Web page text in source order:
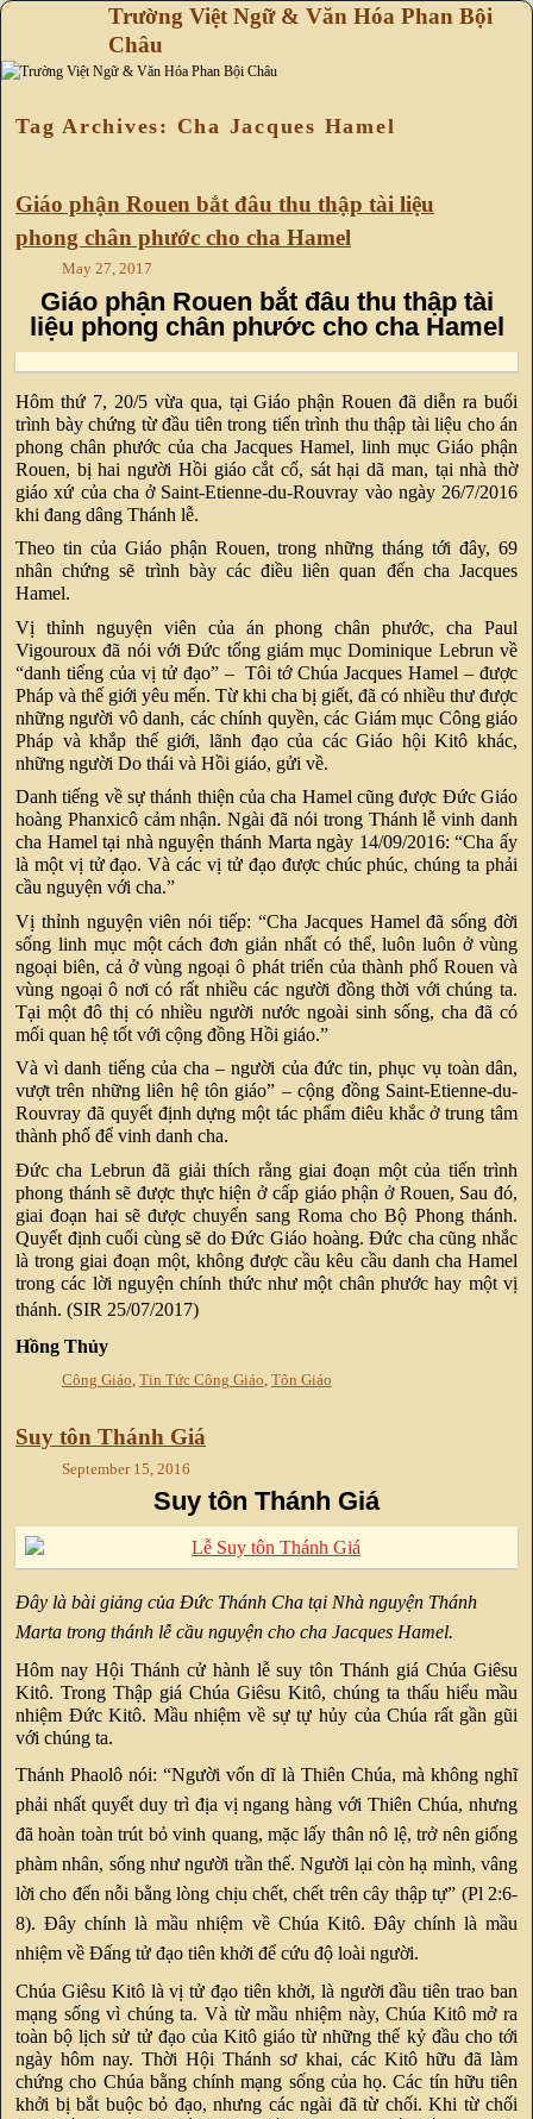
Trường Việt Ngữ & Văn Hóa Phan Bội
Châu
Tag Archives: Cha Jacques Hamel
Giáo phận Rouen bắt đâu thu thập tài liệu
phong chân phước cho cha Hamel
May 27, 2017
Giáo phận Rouen bắt đâu thu thập tài
liệu phong chân phước cho cha Hamel
Hôm thứ 7, 20/5 vừa qua, tại Giáo phận Rouen đã diễn ra buổi
trình bày chứng từ đầu tiên trong tiến trình thu thập tài liệu cho án
phong chân phước của cha Jacques Hamel, linh mục Giáo phận
Rouen, bị hai người Hồi giáo cắt cổ, sát hại dã man, tại nhà thờ
giáo xứ của cha ở Saint-Etienne-du-Rouvray vào ngày 26/7/2016
khi đang dâng Thánh lễ.
Theo tin của Giáo phận Rouen, trong những tháng tới đây, 69
nhân chứng sẽ trình bày các điều liên quan đến cha Jacques
Hamel.
Vị thỉnh nguyện viên của án phong chân phước, cha Paul
Vigouroux đã nói với Đức tổng giám mục Dominique Lebrun về
“danh tiếng của vị tử đạo” – Tôi tớ Chúa Jacques Hamel – được
Pháp và thế giới yêu mến. Từ khi cha bị giết, đã có nhiều thư được
những người vô danh, các chính quyền, các Giám mục Công giáo
Pháp và khắp thế giới, lãnh đạo của các Giáo hội Kitô khác,
những người Do thái và Hồi giáo, gửi về.
Danh tiếng về sự thánh thiện của cha Hamel cũng được Đức Giáo
hoàng Phanxicô cảm nhận. Ngài đã nói trong Thánh lễ vinh danh
cha Hamel tại nhà nguyện thánh Marta ngày 14/09/2016: “Cha ấy
là một vị tử đạo. Và các vị tử đạo được chúc phúc, chúng ta phải
cầu nguyện với cha.”
Vị thỉnh nguyện viên nói tiếp: “Cha Jacques Hamel đã sống đời
sống linh mục một cách đơn giản nhất có thể, luôn luôn ở vùng
ngoại biên, cả ở vùng ngoại ô phát triển của thành phố Rouen và
vùng ngoại ô nơi có rất nhiều các người đồng thời với chúng ta.
Tại một đô thị có nhiều người nước ngoài sinh sống, cha đã có
mối quan hệ tốt với cộng đồng Hồi giáo.”
Và vì danh tiếng của cha – người của đức tin, phục vụ toàn dân,
vượt trên những liên hệ tôn giáo” – cộng đồng Saint-Etienne-du-
Rouvray đã quyết định dựng một tác phẩm điêu khắc ở trung tâm
thành phố để vinh danh cha.
Đức cha Lebrun đã giải thích rằng giai đoạn một của tiến trình
phong thánh sẽ được thực hiện ở cấp giáo phận ở Rouen, Sau đó,
giai đoạn hai sẽ được chuyển sang Roma cho Bộ Phong thánh.
Quyết định cuối cùng sẽ do Đức Giáo hoàng. Đức cha cũng nhắc
là trong giai đoạn một, không được cầu kêu cầu danh cha Hamel
trong các lời nguyện chính thức như một chân phước hay một vị
thánh. (SIR 25/07/2017)
Hồng Thủy
Công Giáo, Tin Tức Công Giáo, Tôn Giáo
Suy tôn Thánh Giá
September 15, 2016
Suy tôn Thánh Giá
Đây là bài giảng của Đức Thánh Cha tại Nhà nguyện Thánh
Marta trong thánh lễ cầu nguyện cho cha Jacques Hamel.
Hôm nay Hội Thánh cử hành lễ suy tôn Thánh giá Chúa Giêsu
Kitô. Trong Thập giá Chúa Giêsu Kitô, chúng ta thấu hiểu mầu
nhiệm Đức Kitô. Mầu nhiệm về sự tự hủy của Chúa rất gần gũi
với chúng ta.
Thánh Phaolô nói: “Người vốn dĩ là Thiên Chúa, mà không nghĩ
phải nhất quyết duy trì địa vị ngang hàng với Thiên Chúa, nhưng
đã hoàn toàn trút bỏ vinh quang, mặc lấy thân nô lệ, trở nên giống
phàm nhân, sống như người trần thế. Người lại còn hạ mình, vâng
lời cho đến nỗi bằng lòng chịu chết, chết trên cây thập tự” (Pl 2:6-
8). Đây chính là mầu nhiệm về Chúa Kitô. Đây chính là mầu
nhiệm về Đấng tử đạo tiên khởi để cứu độ loài người.
Chúa Giêsu Kitô là vị tử đạo tiên khởi, là người đầu tiên trao ban
mạng sống vì chúng ta. Và từ mầu nhiệm này, Chúa Kitô mở ra
toàn bộ lịch sử tử đạo của Kitô giáo từ những thế kỷ đầu cho tới
ngày hôm nay. Thời Hội Thánh sơ khai, các Kitô hữu đã làm
chứng cho Chúa bằng chính mạng sống của họ. Các tín hữu tiên
khởi bị bắt buộc bỏ đạo, nhưng các ngài đã từ chối. Khi từ chối